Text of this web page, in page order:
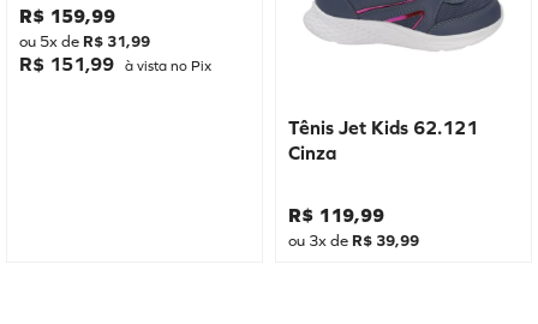
R$ 159,99
ou 5x de R$ 31,99
R$ 151,99 à vista no Pix
Tênis Jet Kids 62.121
Cinza
R$ 119,99
ou 3x de R$ 39,99